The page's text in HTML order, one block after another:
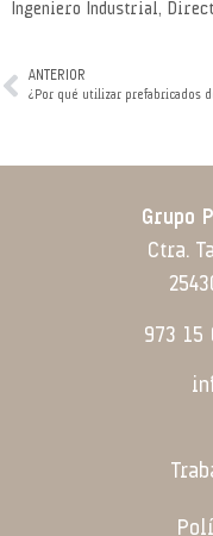
Ingeniero Industrial,
ANTERIOR
Grupo
Ctra.
973 15